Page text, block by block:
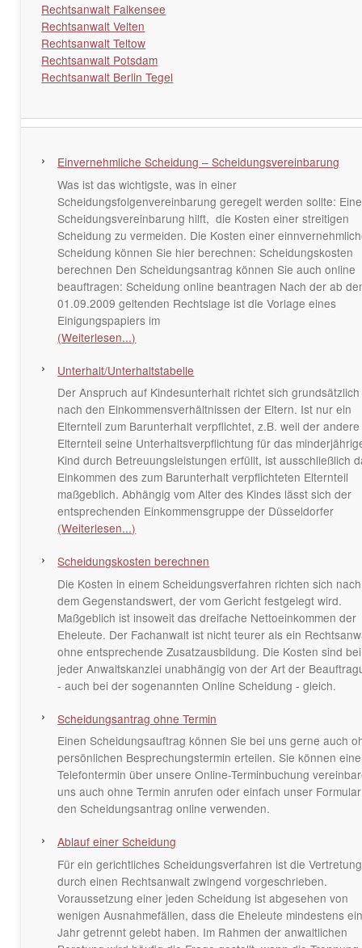
Rechtsanwalt Falkensee
Rechtsanwalt Velten
Rechtsanwalt Teltow
Rechtsanwalt Potsdam
Rechtsanwalt Berlin Tegel
Einvernehmliche Scheidung – Scheidungsvereinbarung
Was ist das wichtigste, was in einer
Scheidungsfolgenvereinbarung geregelt werden sollte: Eine
Scheidungsvereinbarung hilft, die Kosten einer streitigen
Scheidung zu vermeiden. Die Kosten einer
Scheidung können Sie hier berechnen: Scheidungskosten
berechnen Den Scheidungsantrag können Sie auch online
beauftragen: Scheidung online beantragen Nach der ab
01.09.2009 geltenden Rechtslage ist die Vorlage eines
Einigungspapiers im
(Weiterlesen...)
Unterhalt/Unterhaltstabelle
Der Anspruch auf Kindesunterhalt richtet sich grundsätzlich
nach den Einkommensverhältnissen der Eltern. Ist nur ein
Elternteil zum Barunterhalt verpflichtet, z.B. weil der andere
Elternteil seine Unterhaltsverpflichtung für das
Kind durch Betreuungsleistungen erfüllt, ist ausschließlich
Einkommen des zum Barunterhalt verpflichteten Elternteil
maßgeblich. Abhängig vom Alter des Kindes lässt sich der
entsprechenden Einkommensgruppe der Düsseldorfer
(Weiterlesen...)
Scheidungskosten berechnen
Die Kosten in einem Scheidungsverfahren richten sich nach
dem Gegenstandswert, der vom Gericht festgelegt wird.
Maßgeblich ist insoweit das dreifache Nettoeinkommen der
Eheleute. Der Fachanwalt ist nicht teurer als ein
ohne entsprechende Zusatzausbildung. Die Kosten sind bei
jeder Anwaltskanzlei unabhängig von der Art der
- auch bei der sogenannten Online Scheidung - gleich.
Scheidungsantrag ohne Termin
Einen Scheidungsauftrag können Sie bei uns gerne auch
persönlichen Besprechungstermin erteilen. Sie können
Telefontermin über unsere Online-Terminbuchung
uns auch ohne Termin anrufen oder einfach unser
den Scheidungsantrag online verwenden.
Ablauf einer Scheidung
Für ein gerichtliches Scheidungsverfahren ist die Vertretung
durch einen Rechtsanwalt zwingend vorgeschrieben.
Voraussetzung einer jeden Scheidung ist abgesehen von
wenigen Ausnahmefällen, dass die Eheleute mindestens
Jahr getrennt gelebt haben. Im Rahmen der anwaltlichen